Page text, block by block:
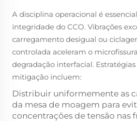
A disciplina operacional é
integridade do CCO. Vibrações
carregamento desigual ou
controlada aceleram o
degradação interfacial.
mitigação incluem:
Distribuir uniformemente as
da mesa de moagem para
concentrações de tensão nas